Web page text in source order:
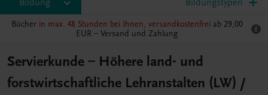
Bildung Bildungstypen
Bücher in max. 48 Stunden bei Ihnen, versandkostenfrei ab 29,00
EUR – Versand und Zahlung
Servierkunde – Höhere land- und
forstwirtschaftliche Lehranstalten (LW) /